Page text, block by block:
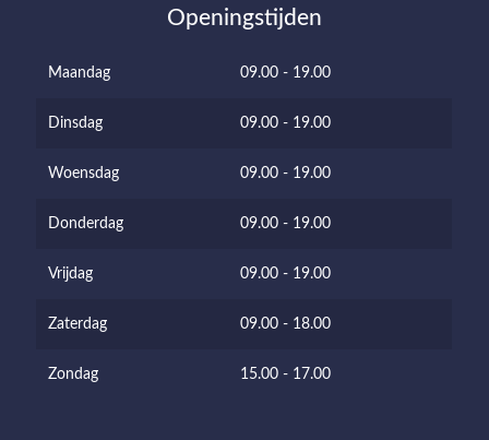
Openingstijden
Maandag 09.00 - 19.00
Dinsdag 09.00 - 19.00
Woensdag 09.00 - 19.00
Donderdag 09.00 - 19.00
Vrijdag 09.00 - 19.00
Zaterdag 09.00 - 18.00
Zondag 15.00 - 17.00